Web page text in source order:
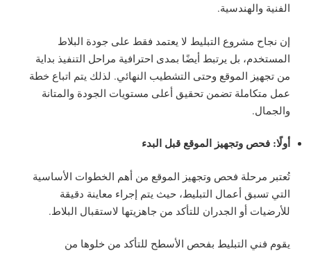
الفنية والهندسية.
إن نجاح مشروع التبليط لا يعتمد فقط على جودة البلاط
المستخدم، بل يرتبط أيضًا بمدى احترافية مراحل التنفيذ بداية
من تجهيز الموقع وحتى التشطيب النهائي. لذلك يتم اتباع خطة
عمل متكاملة تضمن تحقيق أعلى مستويات الجودة والمتانة
والجمال.
أولًا: فحص وتجهيز الموقع قبل البدء
تُعتبر مرحلة فحص وتجهيز الموقع من أهم الخطوات الأساسية
التي تسبق أعمال التبليط، حيث يتم إجراء معاينة دقيقة
للأرضيات أو الجدران للتأكد من جاهزيتها لاستقبال البلاط.
يقوم فني التبليط بفحص الأسطح للتأكد من خلوها من